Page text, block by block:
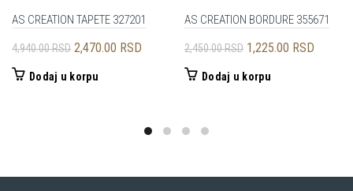
AS CREATION TAPETE 327201
4,940.00RSD Originalna
2,470.00 RSD
Dodaj u korpu
AS CREATION BORDURE 355671
2,450.00RSD Originalna
1,225.00 RSD
Dodaj u korpu